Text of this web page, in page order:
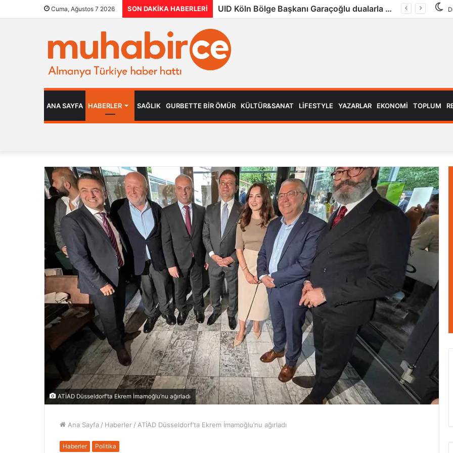
Cuma, Ağustos 7 2026 SON DAKIKA HABERLERI Köln’de Tarihi MMA Gecesi: Furkan Uğur ilk maçını kazandı
ANA SAYFA HABERLER SAĞLIK GURBETTE BIR ÖMÜR KÜLTÜR&SANAT LIFESTYLE YAZARLAR EKONOMI TOPLUM
ATİAD Düsseldorf’ta Ekrem İmamoğlu’nu ağırladı
Ana Sayfa / Haberler / ATİAD Düsseldorf’ta Ekrem İmamoğlu’nu ağırladı
Haberler Politika